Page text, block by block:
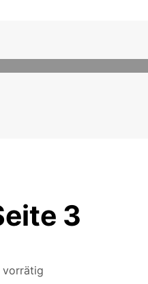
3
vorrätig